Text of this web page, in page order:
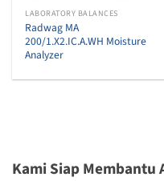
LABORATORY BALANCES
Radwag MA
200/1.X2.IC.A.WH Moisture
Analyzer
Kami Siap Membantu